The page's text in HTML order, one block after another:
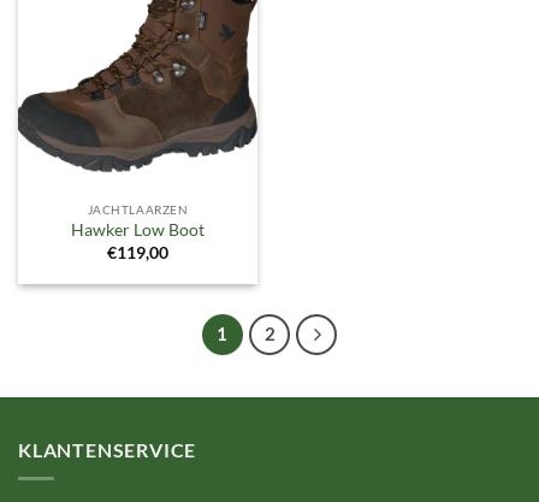
Toevoegen
aan
verlanglijst
JACHTLAARZEN
Hawker Low Boot
€119,00
1 2
KLANTENSERVICE